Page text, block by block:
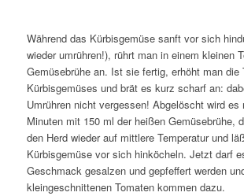
Während das Kürbisgemüse sanft vor sich
wieder umrühren!), rührt man in einem kleinen
Gemüsebrühe an. Ist sie fertig, erhöht man die
Kürbisgemüses und brät es kurz scharf an:
Umrühren nicht vergessen! Abgelöscht wird es
Minuten mit 150 ml der heißen Gemüsebrühe,
den Herd wieder auf mittlere Temperatur und
Kürbisgemüse vor sich hinköcheln. Jetzt darf
Geschmack gesalzen und gepfeffert werden
kleingeschnittenen Tomaten kommen dazu.